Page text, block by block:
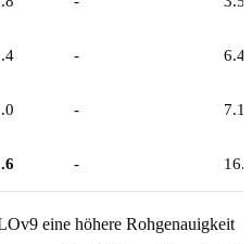
-
-
-
eine höhere Rohgenauigkeit